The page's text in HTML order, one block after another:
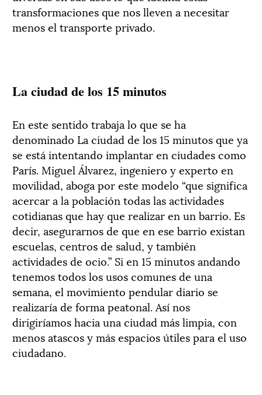
transformaciones que nos lleven a necesitar
menos el transporte privado.
La ciudad de los 15 minutos
En este sentido trabaja lo que se ha
denominado La ciudad de los 15 minutos que ya
se está intentando implantar en ciudades como
París. Miguel Álvarez, ingeniero y experto en
movilidad, aboga por este modelo “que significa
acercar a la población todas las actividades
cotidianas que hay que realizar en un barrio. Es
decir, asegurarnos de que en ese barrio existan
escuelas, centros de salud, y también
actividades de ocio.” Si en 15 minutos andando
tenemos todos los usos comunes de una
semana, el movimiento pendular diario se
realizaría de forma peatonal. Así nos
dirigiríamos hacia una ciudad más limpia, con
menos atascos y más espacios útiles para el uso
ciudadano.